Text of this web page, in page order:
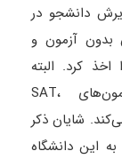
دانشجو در
بدون آزمون و
کرد. البته
دانشگاه سابانجی ترکیه از طریق نمرات آزمون‌های SAT،
شایان ذکر
به این دانشگاه